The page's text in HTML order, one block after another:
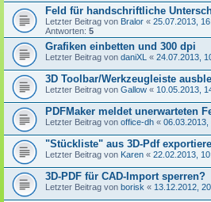
Feld für handschriftliche
Letzter Beitrag von Bralor « 25.07.2013,
Antworten: 5
Grafiken einbetten und 300 dpi
Letzter Beitrag von daniXL « 24.07.2013,
3D Toolbar/Werkzeugleiste
Letzter Beitrag von Gallow « 10.05.2013,
PDFMaker meldet unerwarteten
Letzter Beitrag von office-dh « 06.03.2013,
"Stückliste" aus 3D-Pdf
Letzter Beitrag von Karen « 22.02.2013,
3D-PDF für CAD-Import sperren?
Letzter Beitrag von borisk « 13.12.2012,